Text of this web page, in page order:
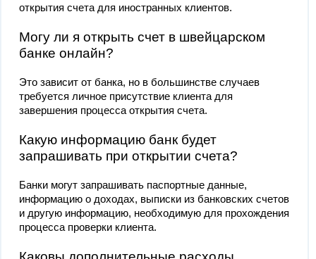
открытия счета для иностранных клиентов.
Могу ли я открыть счет в швейцарском
банке онлайн?
Это зависит от банка, но в большинстве случаев
требуется личное присутствие клиента для
завершения процесса открытия счета.
Какую информацию банк будет
запрашивать при открытии счета?
Банки могут запрашивать паспортные данные,
информацию о доходах, выписки из банковских счетов
и другую информацию, необходимую для прохождения
процесса проверки клиента.